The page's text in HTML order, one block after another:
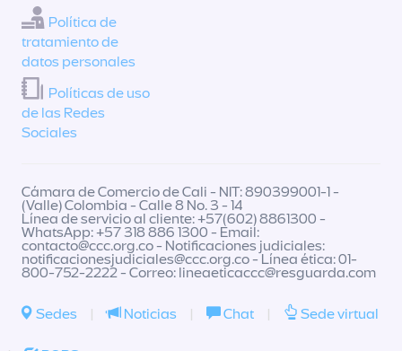
Política de
tratamiento de
datos personales
Políticas de uso
de las Redes
Sociales
Cámara de Comercio de Cali - NIT: 890399001-1 -
(Valle) Colombia - Calle 8 No. 3 - 14
Línea de servicio al cliente: +57(602) 8861300 -
WhatsApp: +57 318 886 1300 - Email:
contacto@ccc.org.co- Notificaciones judiciales:
notificacionesjudiciales@ccc.org.co- Línea ética: 01-
800-752-2222 - Correo: lineaeticaccc@resguarda.com
Sedes | Noticias | Chat | Sede virtual